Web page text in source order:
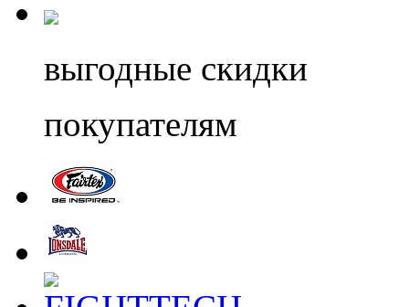
выгодные скидки
покупателям